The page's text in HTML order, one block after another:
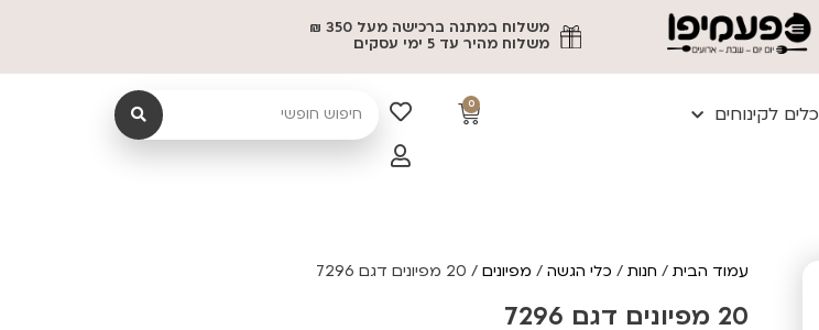
משלוח במתנה ברכישה מעל 350 ₪
משלוח מהיר עד 5 ימי עסקים
כלים לקינוחים
0
עמוד הבית/ חנות/ כלי הגשה/ מפיונים/ 20 מפיונים דגם 7296
20 מפיונים דגם 7296